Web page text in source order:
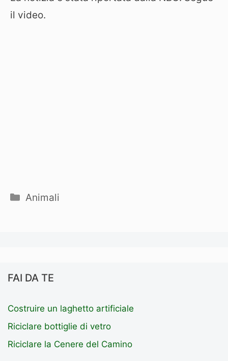
il video.
Categorie
Animali
FAI DA TE
Costruire un laghetto artificiale
Riciclare bottiglie di vetro
Riciclare la Cenere del Camino